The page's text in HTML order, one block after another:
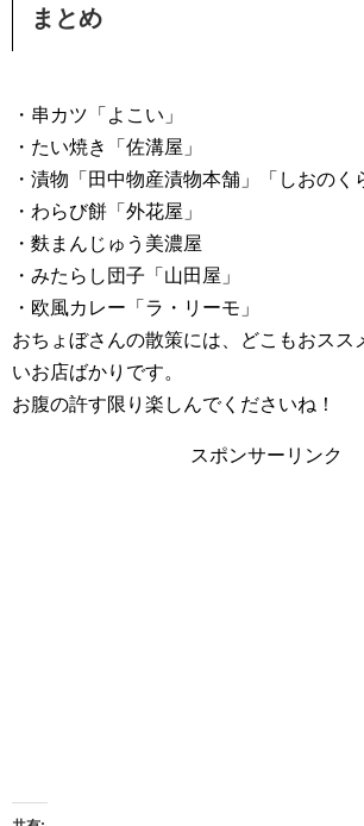
まとめ
・串カツ「よこい」
・たい焼き「佐溝屋」
・漬物「田中物産漬物本舗」「しおのく
・わらび餅「外花屋」
・麩まんじゅう美濃屋
・みたらし団子「山田屋」
・欧風カレー「ラ・リーモ」
おちょぼさんの散策には、どこもおスス
いお店ばかりです。
お腹の許す限り楽しんでくださいね！
スポンサーリンク